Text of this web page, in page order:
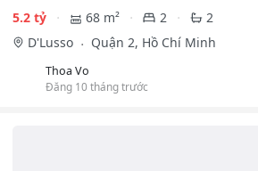
5.2 tỷ
68 m² 2
2
D'Lusso
Quận 2, Hồ Chí Minh
Thoa Vo
Đăng 10 tháng trước